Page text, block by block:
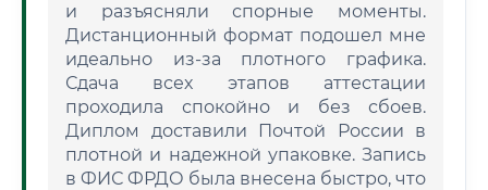
и разъясняли спорные моменты.
Дистанционный формат подошел мне
идеально из-за плотного графика.
Сдача всех этапов аттестации
проходила спокойно и без сбоев.
Диплом доставили Почтой России в
плотной и надежной упаковке. Запись
в ФИС ФРДО была внесена быстро, что